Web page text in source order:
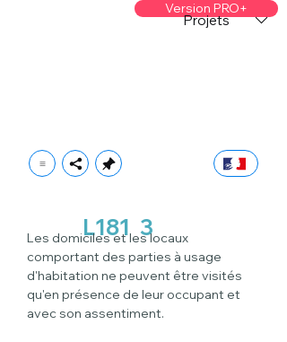
Version PRO+
Projets
L181 3
Les domiciles et les locaux
comportant des parties à usage
d'habitation ne peuvent être visités
qu'en présence de leur occupant et
avec son assentiment.